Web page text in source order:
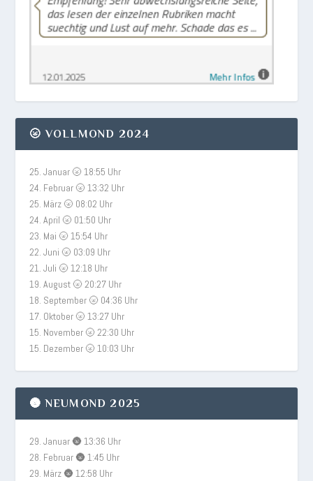
🌝 VOLLMOND 2024
25. Januar 🌝 18:55 Uhr
24. Februar 🌝 13:32 Uhr
25. März 🌝 08:02 Uhr
24. April 🌝 01:50 Uhr
23. Mai 🌝 15:54 Uhr
22. Juni 🌝 03:09 Uhr
21. Juli 🌝 12:18 Uhr
19. August 🌝 20:27 Uhr
18. September 🌝 04:36 Uhr
17. Oktober 🌝 13:27 Uhr
15. November 🌝 22:30 Uhr
15. Dezember 🌝 10:03 Uhr
🌚 NEUMOND 2025
29. Januar 🌚 13:36 Uhr
28. Februar 🌚 1:45 Uhr
29. März 🌚 12:58 Uhr